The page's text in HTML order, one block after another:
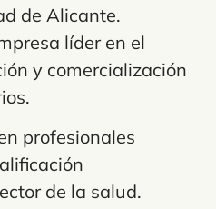
de Alicante.
líder en el
y comercialización
profesionales
de la salud.